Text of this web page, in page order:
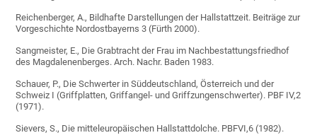
Reichenberger, A., Bildhafte Darstellungen der Hallstattzeit. Beiträge zur
Vorgeschichte Nordostbayerns 3 (Fürth 2000).
Sangmeister, E., Die Grabtracht der Frau im Nachbestattungsfriedhof
des Magdalenenberges. Arch. Nachr. Baden 1983.
Schauer, P., Die Schwerter in Süddeutschland, Österreich und der
Schweiz I (Griffplatten, Griffangel- und Griffzungenschwerter). PBF IV,2
(1971).
Sievers, S., Die mitteleuropäischen Hallstattdolche. PBFVI,6 (1982).